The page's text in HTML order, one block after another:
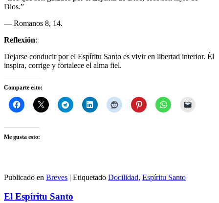
Dios.”
— Romanos 8, 14.
Reflexión:
Dejarse conducir por el Espíritu Santo es vivir en libertad interior. Él
inspira, corrige y fortalece el alma fiel.
Comparte esto:
Me gusta esto:
Publicado en Breves | Etiquetado Docilidad, Espíritu Santo
El Espíritu Santo